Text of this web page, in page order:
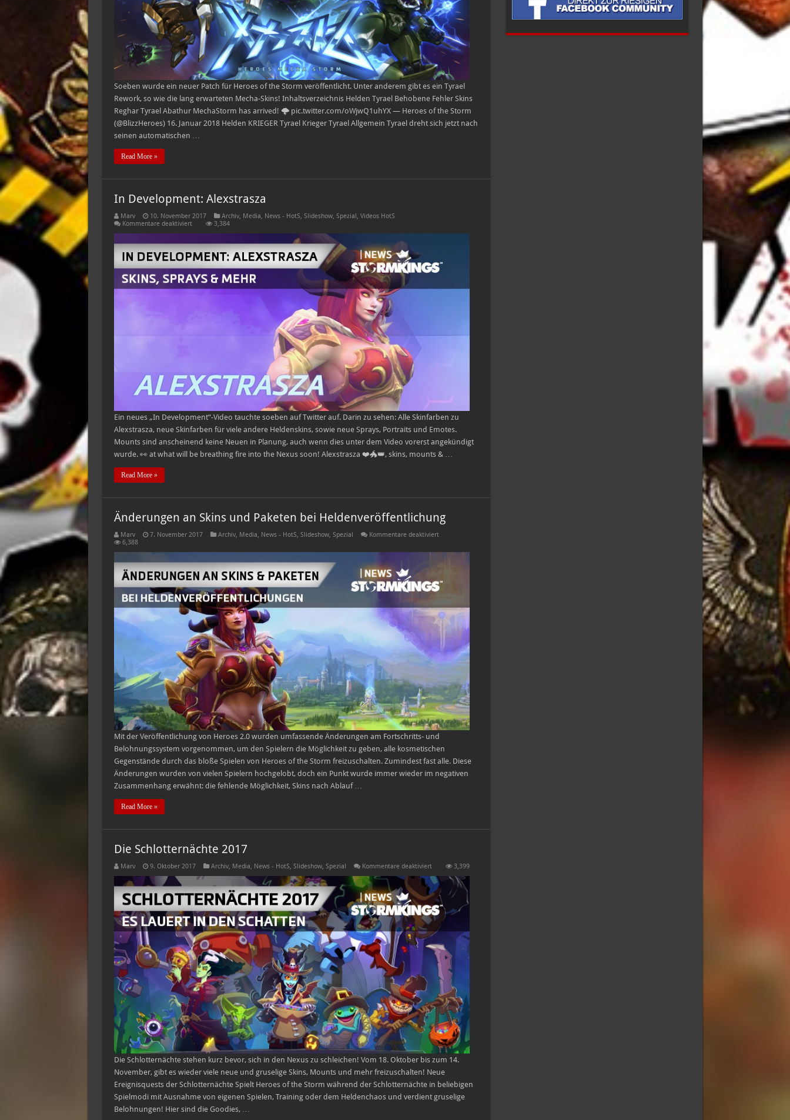
Soeben wurde ein neuer Patch für Heroes of the Storm veröffentlicht. Unter anderem gibt es ein Tyrael
Rework, so wie die lang erwarteten Mecha-Skins! Inhaltsverzeichnis Helden Tyrael Behobene Fehler Skins
Reghar Tyrael Abathur MechaStorm has arrived! 🌩️ pic.twitter.com/oWjwQ1uhYX — Heroes of the Storm
(@BlizzHeroes) 16. Januar 2018 Helden KRIEGER Tyrael Krieger Tyrael Allgemein Tyrael dreht sich jetzt nach
seinen automatischen …
Read More »
In Development: Alexstrasza
Marv 10. November 2017 Archiv, Media, News - HotS, Slideshow, Spezial, Videos HotS
Kommentare deaktiviertfür
Alexstrasza
3,384
Ein neues „In Development“-Video tauchte soeben auf Twitter auf. Darin zu sehen: Alle Skinfarben zu
Alexstrasza, neue Skinfarben für viele andere Heldenskins, sowie neue Sprays, Portraits und Emotes.
Mounts sind anscheinend keine Neuen in Planung, auch wenn dies unter dem Video vorerst angekündigt
wurde. 👀 at what will be breathing fire into the Nexus soon! Alexstrasza ❤️🐲👑, skins, mounts & …
Read More »
Änderungen an Skins und Paketen bei Heldenveröffentlichung
Marv 7. November 2017 Archiv, Media, News - HotS, Slideshow, Spezial Kommentare deaktiviertfür
bei
Heldenveröffentlichung
6,388
Mit der Veröffentlichung von Heroes 2.0 wurden umfassende Änderungen am Fortschritts- und
Belohnungssystem vorgenommen, um den Spielern die Möglichkeit zu geben, alle kosmetischen
Gegenstände durch das bloße Spielen von Heroes of the Storm freizuschalten. Zumindest fast alle. Diese
Änderungen wurden von vielen Spielern hochgelobt, doch ein Punkt wurde immer wieder im negativen
Zusammenhang erwähnt: die fehlende Möglichkeit, Skins nach Ablauf …
Read More »
Die Schlotternächte 2017
Marv 9. Oktober 2017 Archiv, Media, News - HotS, Slideshow, Spezial Kommentare deaktiviertfür
Schlotternächte
2017
3,399
Die Schlotternächte stehen kurz bevor, sich in den Nexus zu schleichen! Vom 18. Oktober bis zum 14.
November, gibt es wieder viele neue und gruselige Skins, Mounts und mehr freizuschalten! Neue
Ereignisquests der Schlotternächte Spielt Heroes of the Storm während der Schlotternächte in beliebigen
Spielmodi mit Ausnahme von eigenen Spielen, Training oder dem Heldenchaos und verdient gruselige
Belohnungen! Hier sind die Goodies, …